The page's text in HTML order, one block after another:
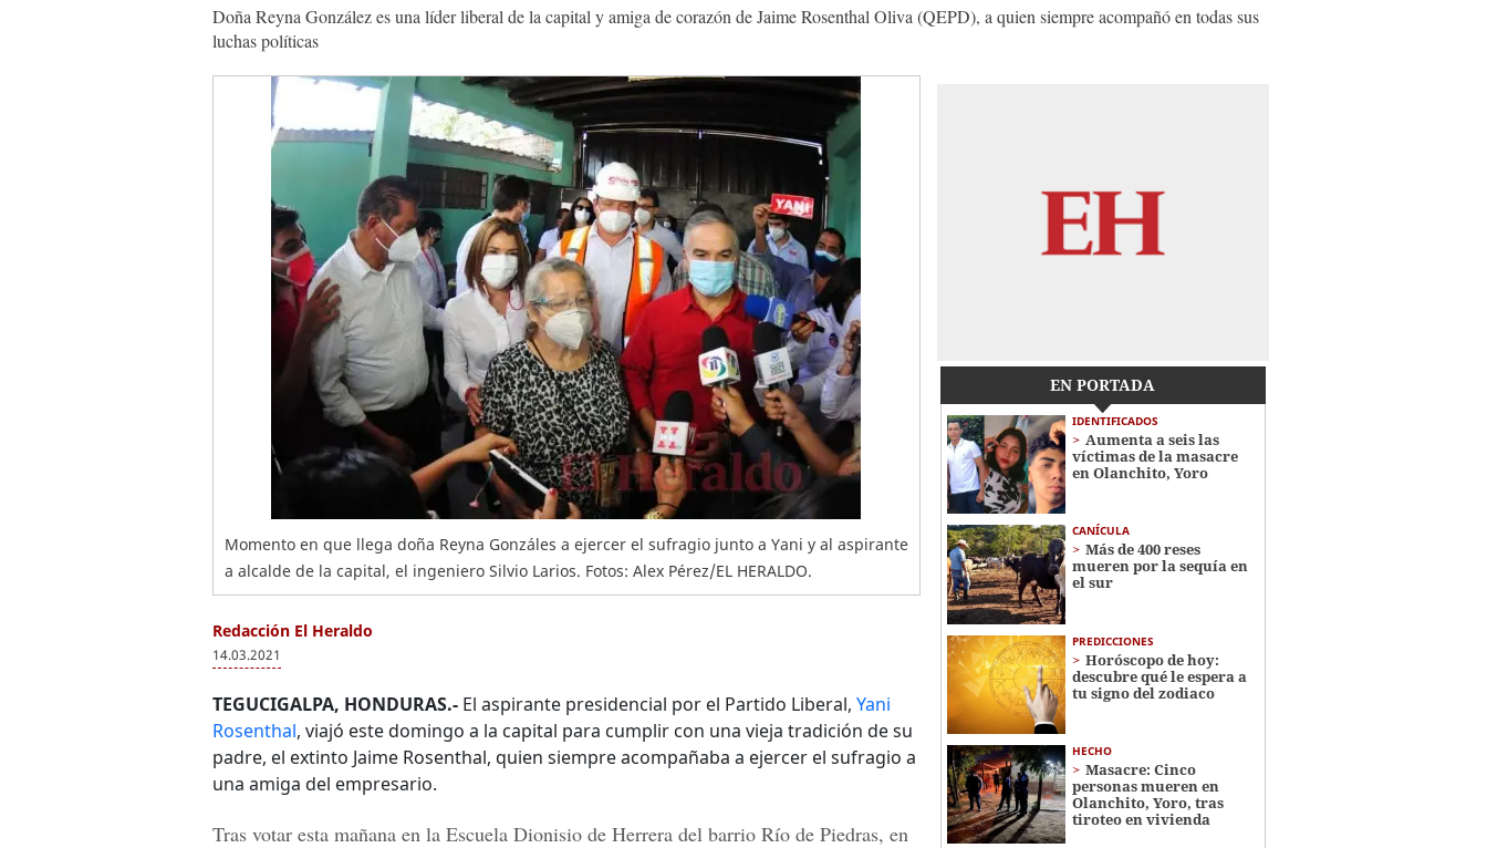
Doña Reyna González es una líder liberal de la capital y amiga de corazón de Jaime Rosenthal Oliva (QEPD), a quien siempre acompañó en todas sus
luchas políticas
Momento en que llega doña Reyna Gonzáles a ejercer el sufragio junto a Yani y al aspirante
a alcalde de la capital, el ingeniero Silvio Larios. Fotos: Alex Pérez/EL HERALDO.
Redacción El Heraldo
14.03.2021
TEGUCIGALPA, HONDURAS.- El aspirante presidencial por el Partido Liberal, Yani
Rosenthal, viajó este domingo a la capital para cumplir con una vieja tradición de su
padre, el extinto Jaime Rosenthal, quien siempre acompañaba a ejercer el sufragio a
una amiga del empresario.
Tras votar esta mañana en la Escuela Dionisio de Herrera del barrio Río de Piedras, en
EN PORTADA
IDENTIFICADOS
Aumenta a seis las
víctimas de la masacre
en Olanchito, Yoro
CANÍCULA
Más de 400 reses
mueren por la sequía en
el sur
PREDICCIONES
Horóscopo de hoy:
descubre qué le espera a
tu signo del zodiaco
HECHO
Masacre: Cinco
personas mueren en
Olanchito, Yoro, tras
tiroteo en vivienda